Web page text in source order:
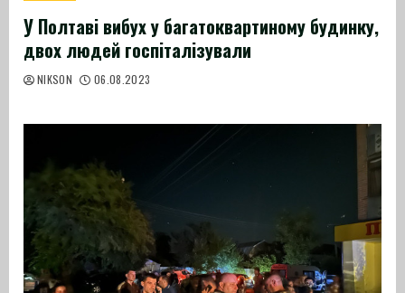
У Полтаві вибух у багатоквартиному будинку,
двох людей госпіталізували
NIKSON 06.08.2023